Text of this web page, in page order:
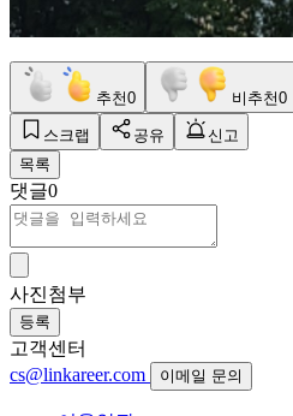
추천0 비추천0
스크랩 공유
신고
목록
댓글0
사진첨부
등록
고객센터
cs@linkareer.com
이메일 문의